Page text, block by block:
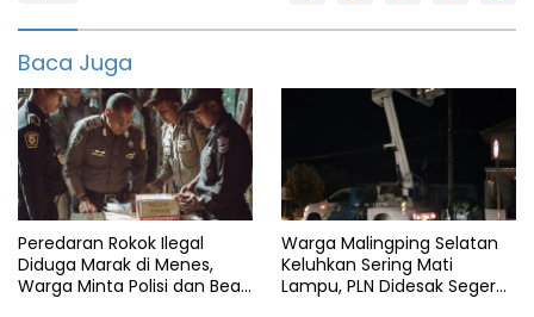
Kadugawir
Lebak
Banten
Malingping
Wanasalam
Baca Juga
Peredaran Rokok Ilegal
Diduga Marak di Menes,
Warga Minta Polisi dan Bea
Warga Malingping Selatan
Keluhkan Sering Mati
Lampu, PLN Didesak Segera